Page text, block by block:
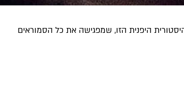
היפנית הזו, שמפגישה את כל הסמוראים